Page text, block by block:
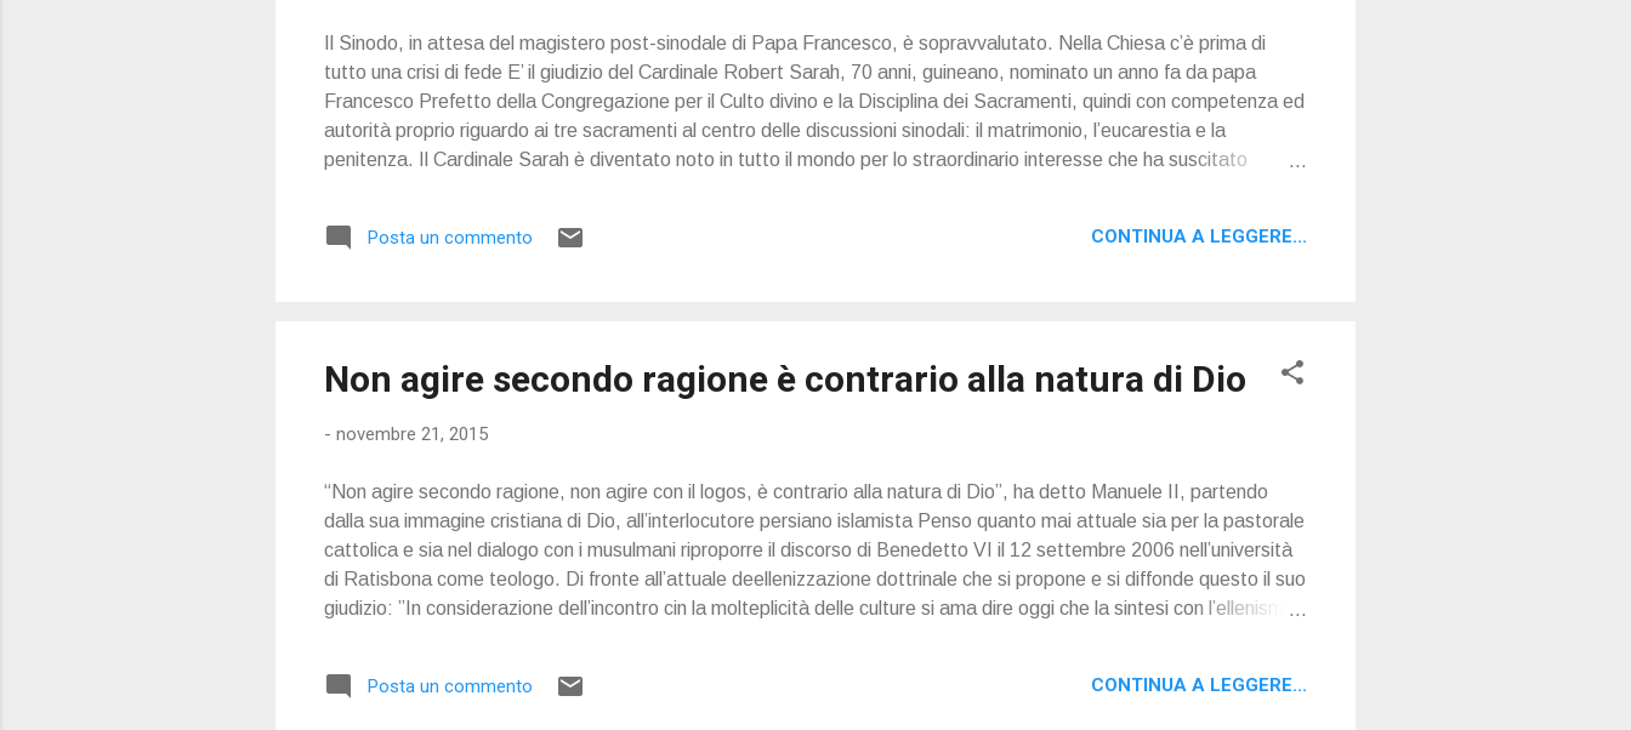
Il Sinodo, in attesa del magistero post-sinodale di Papa Francesco, è sopravvalutato. Nella Chiesa c’è prima di
tutto una crisi di fede E’ il giudizio del Cardinale Robert Sarah, 70 anni, guineano, nominato un anno fa da papa
Francesco Prefetto della Congregazione per il Culto divino e la Disciplina dei Sacramenti, quindi con competenza ed
autorità proprio riguardo ai tre sacramenti al centro delle discussioni sinodali: il matrimonio, l’eucarestia e la
penitenza. Il Cardinale Sarah è diventato noto in tutto il mondo per lo straordinario interesse che ha suscitato
Posta un commento CONTINUA A LEGGERE...
Non agire secondo ragione è contrario alla natura di Dio
- novembre 21, 2015
“Non agire secondo ragione, non agire con il logos, è contrario alla natura di Dio”, ha detto Manuele II, partendo
dalla sua immagine cristiana di Dio, all’interlocutore persiano islamista Penso quanto mai attuale sia per la pastorale
cattolica e sia nel dialogo con i musulmani riproporre il discorso di Benedetto VI il 12 settembre 2006 nell’università
di Ratisbona come teologo. Di fronte all’attuale deellenizzazione dottrinale che si propone e si diffonde questo il suo
giudizio: ”In considerazione dell’incontro cin la molteplicità delle culture si ama dire oggi che la sintesi con l’ellenismo,
Posta un commento CONTINUA A LEGGERE...